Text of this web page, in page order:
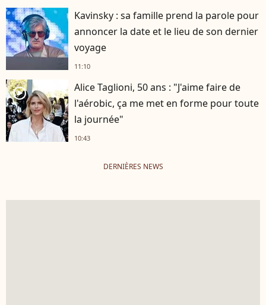
Kavinsky : sa famille prend la parole pour
annoncer la date et le lieu de son dernier
voyage
11:10
player2
Alice Taglioni, 50 ans : "J'aime faire de
l'aérobic, ça me met en forme pour toute
la journée"
10:43
DERNIÈRES NEWS